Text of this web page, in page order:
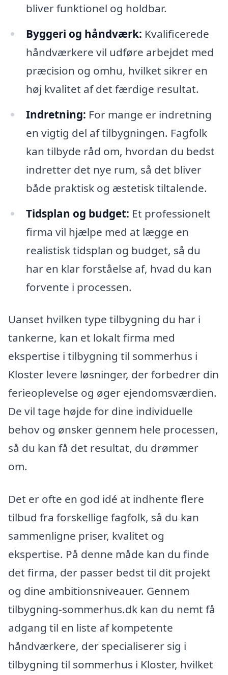
bliver funktionel og holdbar.
Byggeri og håndværk: Kvalificerede
håndværkere vil udføre arbejdet med
præcision og omhu, hvilket sikrer en
høj kvalitet af det færdige resultat.
Indretning: For mange er indretning
en vigtig del af tilbygningen. Fagfolk
kan tilbyde råd om, hvordan du bedst
indretter det nye rum, så det bliver
både praktisk og æstetisk tiltalende.
Tidsplan og budget: Et professionelt
firma vil hjælpe med at lægge en
realistisk tidsplan og budget, så du
har en klar forståelse af, hvad du kan
forvente i processen.
Uanset hvilken type tilbygning du har i
tankerne, kan et lokalt firma med
ekspertise i tilbygning til sommerhus i
Kloster levere løsninger, der forbedrer din
ferieoplevelse og øger ejendomsværdien.
De vil tage højde for dine individuelle
behov og ønsker gennem hele processen,
så du kan få det resultat, du drømmer
om.
Det er ofte en god idé at indhente flere
tilbud fra forskellige fagfolk, så du kan
sammenligne priser, kvalitet og
ekspertise. På denne måde kan du finde
det firma, der passer bedst til dit projekt
og dine ambitionsniveauer. Gennem
tilbygning-sommerhus.dk kan du nemt få
adgang til en liste af kompetente
håndværkere, der specialiserer sig i
tilbygning til sommerhus i Kloster, hvilket